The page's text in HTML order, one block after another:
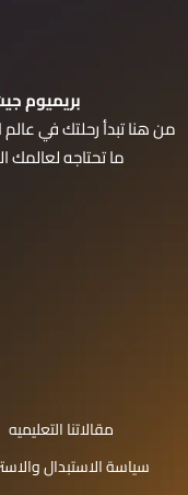
بريميوم
من هنا تبدأ رحلتك في
ما تحتاجه لعالمك
مقالاتنا التعليميه
سياسة الاستبدال